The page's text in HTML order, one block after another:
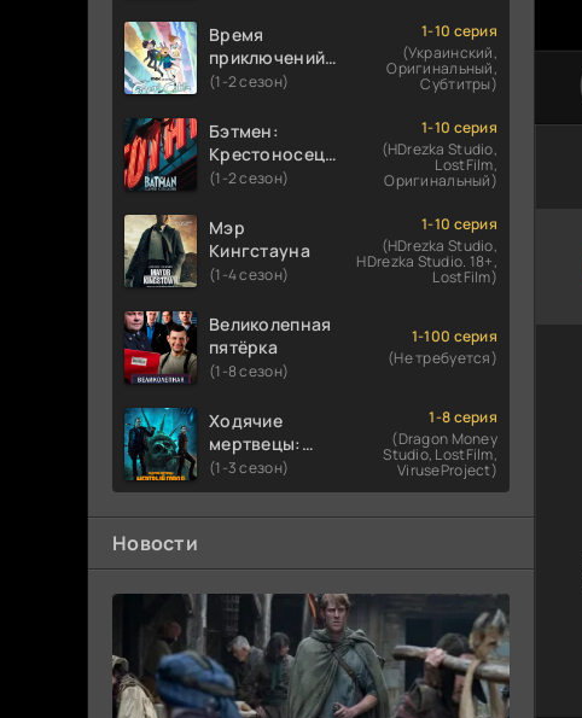
Время
приключений:
Фионна и Кейк
(1-2 сезон)
1-10 серия
(Украинский,
Оригинальный,
Субтитры)
Бэтмен:
Крестоносец в
плаще
(1-2 сезон)
1-10 серия
(HDrezka Studio,
LostFilm,
Оригинальный)
Мэр
Кингстауна
(1-4 сезон)
1-10 серия
(HDrezka Studio,
HDrezka Studio. 18+,
LostFilm)
Великолепная
пятёрка
(1-8 сезон)
1-100 серия
(Не требуется)
Ходячие
мертвецы:
Мертвый
город
(1-3 сезон)
1-8 серия
(Dragon Money
Studio, LostFilm,
ViruseProject)
Новости